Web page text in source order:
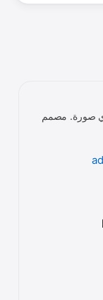
صورة. مصمم